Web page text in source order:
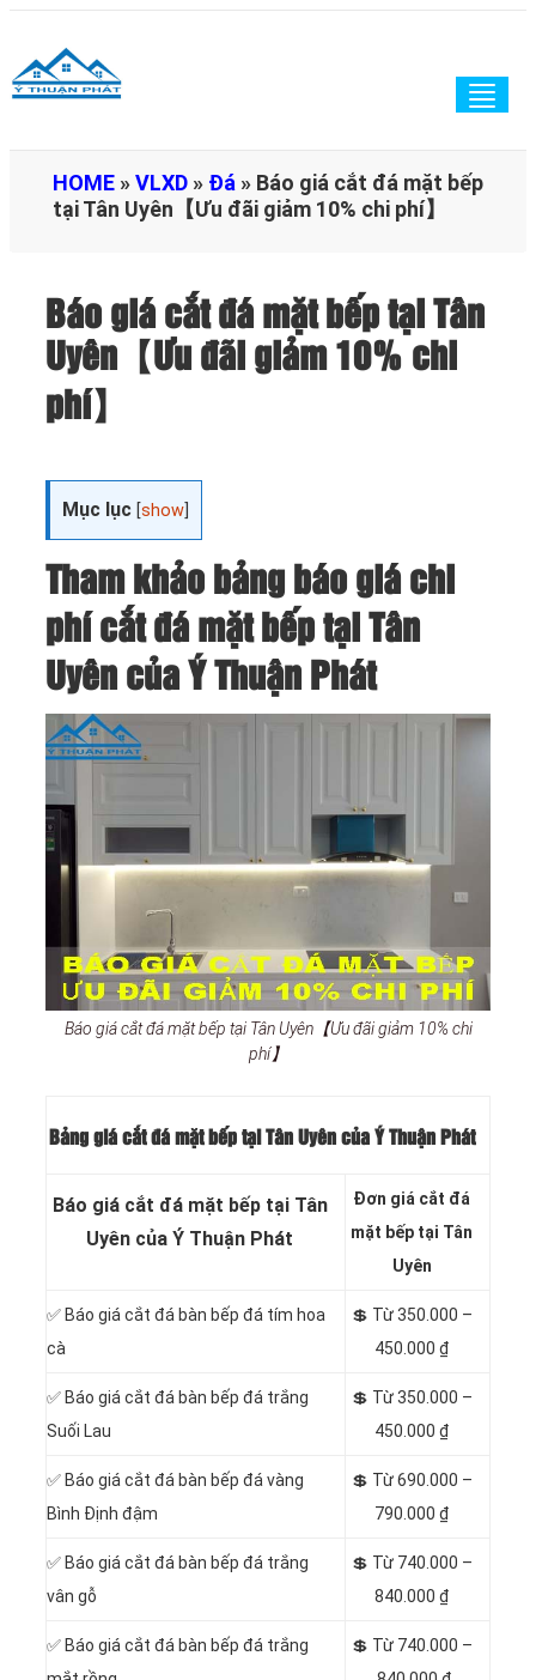
HOME »VLXD » Đá » Báo giá cắt đá mặt bếp
tại Tân Uyên【Ưu đãi giảm 10% chi phí】
Báo giá cắt đá mặt bếp tại Tân
Uyên【Ưu đãi giảm 10% chi
phí】
Mục lục [show
Tham khảo bảng báo giá chi
phí cắt đá mặt bếp tại Tân
Uyên của Ý Thuận Phát
Báo giá cắt đá mặt bếp tại Tân Uyên【Ưu đãi giảm 10% chi
phí】
Bảng giá cắt đá mặt bếp tại Tân Uyên của Ý Thuận Phát
Báo giá cắt đá mặt bếp tại Tân
Uyên của Ý Thuận Phát
Đơn giá cắt đá
mặt bếp tại Tân
Uyên
✅ Báo giá cắt đá bàn bếp đá tím hoa
cà
💲 Từ 350.000 –
450.000 ₫
✅ Báo giá cắt đá bàn bếp đá trắng
Suối Lau
💲 Từ 350.000 –
450.000 ₫
✅ Báo giá cắt đá bàn bếp đá vàng
Bình Định đậm
💲 Từ 690.000 –
790.000 ₫
✅ Báo giá cắt đá bàn bếp đá trắng
vân gỗ
💲 Từ 740.000 –
840.000 ₫
✅ Báo giá cắt đá bàn bếp đá trắng
💲 Từ 740.000 –